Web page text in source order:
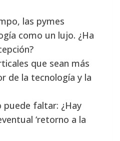
las pymes
como un lujo. ¿Ha
que sean más
de la tecnología y la
puede faltar: ¿Hay
‘retorno a la